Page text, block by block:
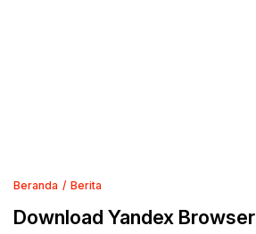
Beranda Berita
Download Yandex